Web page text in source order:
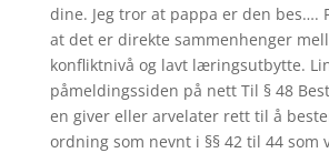
dine. Jeg tror at pappa er den bes….
at det er direkte sammenhenger
konfliktnivå og lavt læringsutbytte.
påmeldingssiden på nett Til § 48
en giver eller arvelater rett til å
ordning som nevnt i §§ 42 til 44 som